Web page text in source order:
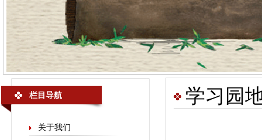
栏目导航
关于我们
学习园